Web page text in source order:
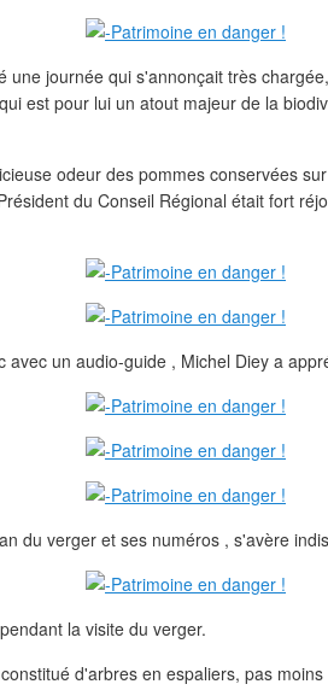
une journée qui s'annonçait très
est pour lui un atout majeur de la
odeur des pommes conservées
du Conseil Régional était fort
avec un audio-guide , Michel Diey a
du verger et ses numéros , s'avère
la visite du verger.
d'arbres en espaliers, pas